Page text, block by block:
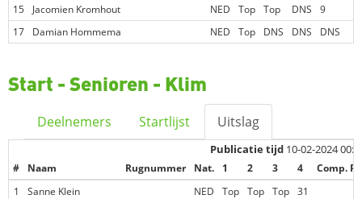
15
Jacomien Kromhout NED Top Top DNS
9
17
Damian Hommema NED Top DNS DNS DNS
Start - Senioren - Klim
Deelnemers Startlijst Uitslag
Publicatie tijd 10-02-2024
# Naam Rugnummer Nat. 1 2 3 4
Comp.
1
Sanne Klein NED Top Top Top 31